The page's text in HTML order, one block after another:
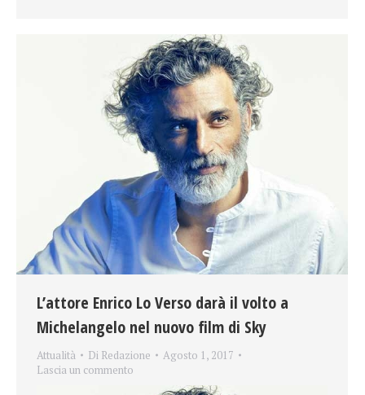
L’attore Enrico Lo Verso darà il volto a
Michelangelo nel nuovo film di Sky
Attualità Di Redazione
Agosto 1, 2017
Lascia un commento